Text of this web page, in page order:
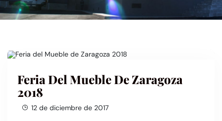
Feria Del Mueble De Zaragoza
2018
12 de diciembre de 2017